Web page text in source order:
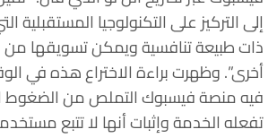
إلى التركيز على التكنولوجيا المستقبلية
ذات طبيعة تنافسية ويمكن تسويقها
أخرى”. وظهرت براءة الاختراع هذه في
فيه منصة فيسبوك التملص من الضغوط
تفعله الخدمة وإثبات أنها لا تتبع